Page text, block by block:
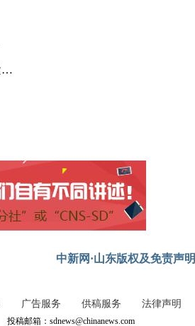
青岛石老人海蚀柱上半部分坍塌 具体修复方案正抓紧论证
中新网·山东版权及免责声明
广告服务 供稿服务 法律声明
投稿邮箱：sdnews@chinanews.com